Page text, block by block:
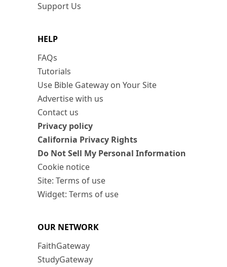
Support Us
HELP
FAQs
Tutorials
Use Bible Gateway on Your Site
Advertise with us
Contact us
Privacy policy
California Privacy Rights
Do Not Sell My Personal Information
Cookie notice
Site: Terms of use
Widget: Terms of use
OUR NETWORK
FaithGateway
StudyGateway